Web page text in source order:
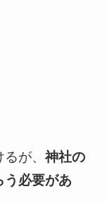
るが、神社の
う必要があ